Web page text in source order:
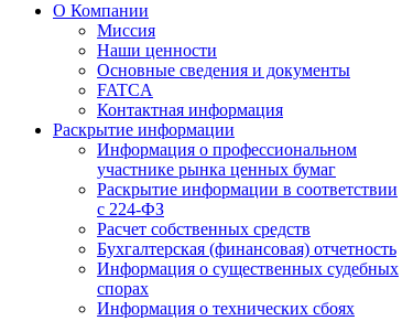
О Компании
Миссия
Наши ценности
Основные сведения и документы
FATCA
Контактная информация
Раскрытие информации
Информация о профессиональном
участнике рынка ценных бумаг
Раскрытие информации в соответствии
с 224-ФЗ
Расчет собственных средств
Бухгалтерская (финансовая) отчетность
Информация о существенных судебных
спорах
Информация о технических сбоях